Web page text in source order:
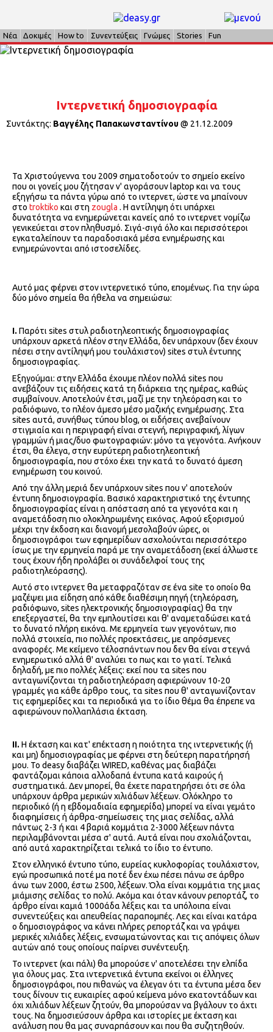
Νέα Δοκιμές How to Συνεντεύξεις Γνώμες Stories Fun
Ιντερνετική δημοσιογραφία
Συντάκτης: Βαγγέλης Παπακωνσταντίνου@ 21.12.2009
Τα Χριστούγεννα του 2009 σηματοδοτούν το σημείο εκείνο
που οι γονείς μου ζήτησαν ν' αγοράσουν laptop και να τους
εξηγήσω τα πάντα γύρω από το ιντερνετ, ώστε να μπαίνουν
στο troktiko και στη zougla . Η αντίληψη ότι υπάρχει
δυνατότητα να ενημερώνεται κανείς από το ιντερνετ νομίζω
γενικεύεται στον πληθυσμό. Σιγά-σιγά όλο και περισσότεροι
εγκαταλείπουν τα παραδοσιακά μέσα ενημέρωσης και
ενημερώνονται από ιστοσελίδες.
Αυτό μας φέρνει στον ιντερνετικό τύπο, επομένως. Για την ώρα
δύο μόνο σημεία θα ήθελα να σημειώσω:
Ι. Παρότι sites στυλ ραδιοτηλεοπτικής δημοσιογραφίας
υπάρχουν αρκετά πλέον στην Ελλάδα, δεν υπάρχουν (δεν έχουν
πέσει στην αντίληψή μου τουλάχιστον) sites στυλ έντυπης
δημοσιογραφίας.
Εξηγούμαι: στην Ελλάδα έχουμε πλέον πολλά sites που
ανεβάζουν τις ειδήσεις κατά τη διάρκεια της ημέρας, καθώς
συμβαίνουν. Αποτελούν έτσι, μαζί με την τηλεόραση και το
ραδιόφωνο, το πλέον άμεσο μέσο μαζικής ενημέρωσης. Στα
sites αυτά, συνήθως τύπου blog, οι ειδήσεις ανεβαίνουν
στιγμιαία και η περιγραφή είναι στεγνή, περιγραφική, λίγων
γραμμών ή μιας/δυο φωτογραφιών: μόνο τα γεγονότα. Ανήκουν
έτσι, θα έλεγα, στην ευρύτερη ραδιοτηλεοπτική
δημοσιογραφία, που στόχο έχει την κατά το δυνατό άμεση
ενημέρωση του κοινού.
Από την άλλη μεριά δεν υπάρχουν sites που ν' αποτελούν
έντυπη δημοσιογραφία. Βασικό χαρακτηριστικό της έντυπης
δημοσιογραφίας είναι η απόσταση από τα γεγονότα και η
αναμετάδοση πιο ολοκληρωμένης εικόνας. Αφού εξορισμού
μέχρι την έκδοση και διανομή μεσολαβούν ώρες, οι
δημοσιογράφοι των εφημερίδων ασχολούνται περισσότερο
ίσως με την ερμηνεία παρά με την αναμετάδοση (εκεί άλλωστε
τους έχουν ήδη προλάβει οι συνάδελφοί τους της
ραδιοτηλεόρασης).
Αυτό στο ιντερνετ θα μεταφραζόταν σε ένα site το οποίο θα
μαζέψει μια είδηση από κάθε διαθέσιμη πηγή (τηλεόραση,
ραδιόφωνο, sites ηλεκτρονικής δημοσιογραφίας) θα την
επεξεργαστεί, θα την εμπλουτίσει και θ' αναμεταδώσει κατά
το δυνατό πλήρη εικόνα. Με ερμηνεία των γεγονότων, πιο
πολλά στοιχεία, πιο πολλές προεκτάσεις, με απρόσμενες
αναφορές. Με κείμενο τέλοσπάντων που δεν θα είναι στεγνά
ενημερωτικό αλλά θ' αναλύει το πως και το γιατί. Τελικά
δηλαδή, με πιο πολλές λέξεις: εκεί που τα sites που
ανταγωνίζονται τη ραδιοτηλεόραση αφιερώνουν 10-20
γραμμές για κάθε άρθρο τους, τα sites που θ' ανταγωνίζονταν
τις εφημερίδες και τα περιοδικά για το ίδιο θέμα θα έπρεπε να
αφιερώνουν πολλαπλάσια έκταση.
ΙΙ. Η έκταση και κατ' επέκταση η ποιότητα της ιντερνετικής (ή
και μη) δημοσιογραφίας με φέρνει στη δεύτερη παρατήρησή
μου. Το deasy διαβάζει WIRED, καθένας μας διαβάζει
φαντάζομαι κάποια αλλοδαπά έντυπα κατά καιρούς ή
συστηματικά. Δεν μπορεί, θα έχετε παρατηρήσει ότι σε όλα
υπάρχουν άρθρα μερικών χιλιάδων λέξεων. Ολόκληρο το
περιοδικό (ή η εβδομαδιαία εφημερίδα) μπορεί να είναι γεμάτο
διαφημίσεις ή άρθρα-σημείωσεις της μιας σελίδας, αλλά
πάντως 2-3 ή και 4 βαριά κομμάτια 2-3000 λέξεων πάντα
περιλαμβάνονται μέσα σ' αυτά. Αυτά είναι που σχολιάζονται,
από αυτά χαρακτηρίζεται τελικά το ίδιο το έντυπο.
Στον ελληνικό έντυπο τύπο, ευρείας κυκλοφορίας τουλάχιστον,
εγώ προσωπικά ποτέ μα ποτέ δεν έχω πέσει πάνω σε άρθρο
άνω των 2000, έστω 2500, λέξεων. Όλα είναι κομμάτια της μιας
μιάμισης σελίδας το πολύ. Ακόμα και όταν κάνουν ρεπορτάζ, το
άρθρο είναι καμιά 1000άδα λέξεις και τα υπόλοιπα είναι
συνεντεύξεις και απευθείας παραπομπές. Λες και είναι κατάρα
ο δημοσιογράφος να κάνει πλήρες ρεπορτάζ και να γράψει
μερικές χιλιάδες λέξεις, ενσωματώνοντας και τις απόψεις όλων
αυτών από τους οποίους παίρνει συνέντευξη.
Το ιντερνετ (και πάλι) θα μπορούσε ν' αποτελέσει την ελπίδα
για όλους μας. Στα ιντερνετικά έντυπα εκείνοι οι έλληνες
δημοσιογράφοι, που πιθανώς να έλεγαν ότι τα έντυπα μέσα δεν
τους δίνουν τις ευκαιρίες αφού κείμενα μόνο εκατοντάδων και
όχι χιλιάδων λέξεων ζητούν, θα μπορούσαν να βγάλουν το άχτι
τους. Να δημοσιεύσουν άρθρα και ιστορίες με έκταση και
ανάλυση που θα μας συναρπάσουν και που θα συζητηθούν.